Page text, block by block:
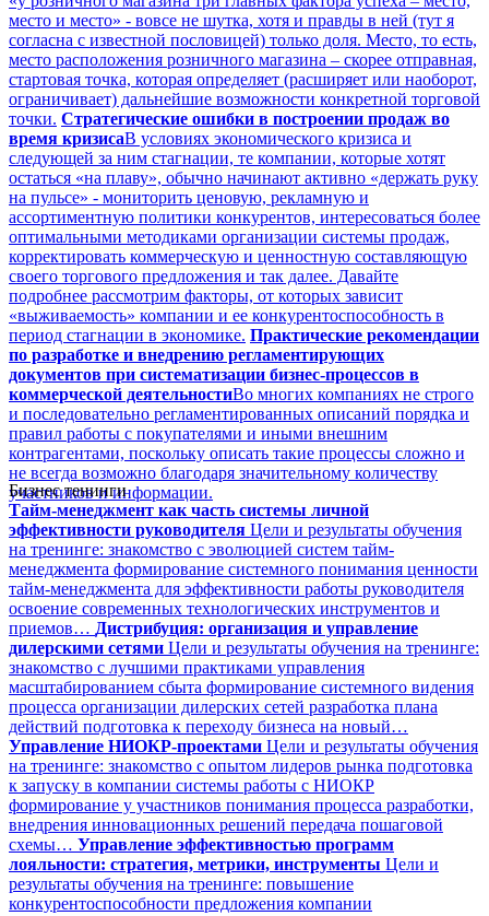
место и место» - вовсе не шутка, хотя и правды в ней (тут я
согласна с известной пословицей) только доля. Место, то есть,
место расположения розничного магазина – скорее отправная,
стартовая точка, которая определяет (расширяет или наоборот,
ограничивает) дальнейшие возможности конкретной торговой
точки. Стратегические ошибки в построении продаж во
время кризисаВ условиях экономического кризиса и
следующей за ним стагнации, те компании, которые хотят
остаться «на плаву», обычно начинают активно «держать руку
на пульсе» - мониторить ценовую, рекламную и
ассортиментную политики конкурентов, интересоваться более
оптимальными методиками организации системы продаж,
корректировать коммерческую и ценностную составляющую
своего торгового предложения и так далее. Давайте
подробнее рассмотрим факторы, от которых зависит
«выживаемость» компании и ее конкурентоспособность в
период стагнации в экономике. Практические рекомендации
по разработке и внедрению регламентирующих
документов при систематизации бизнес-процессов в
коммерческой деятельностиВо многих компаниях не строго
и последовательно регламентированных описаний порядка и
правил работы с покупателями и иными внешним
контрагентами, поскольку описать такие процессы сложно и
не всегда возможно благодаря значительному количеству
участников и информации.
Бизнес тенинги
Тайм-менеджмент как часть системы личной
эффективности руководителя Цели и результаты обучения
на тренинге: знакомство с эволюцией систем тайм-
менеджмента формирование системного понимания ценности
тайм-менеджмента для эффективности работы руководителя
освоение современных технологических инструментов и
приемов… Дистрибуция: организация и управление
дилерскими сетями Цели и результаты обучения на тренинге:
знакомство с лучшими практиками управления
масштабированием сбыта формирование системного видения
процесса организации дилерских сетей разработка плана
действий подготовка к переходу бизнеса на новый…
Управление НИОКР-проектами Цели и результаты обучения
на тренинге: знакомство с опытом лидеров рынка подготовка
к запуску в компании системы работы с НИОКР
формирование у участников понимания процесса разработки,
внедрения инновационных решений передача пошаговой
схемы… Управление эффективностью программ
лояльности: стратегия, метрики, инструменты Цели и
результаты обучения на тренинге: повышение
конкурентоспособности предложения компании